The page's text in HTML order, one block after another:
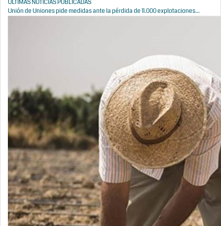
ÚLTIMAS NOTICIAS PUBLICADAS
Unión de Uniones pide medidas ante la pérdida de 11.000 explotaciones...